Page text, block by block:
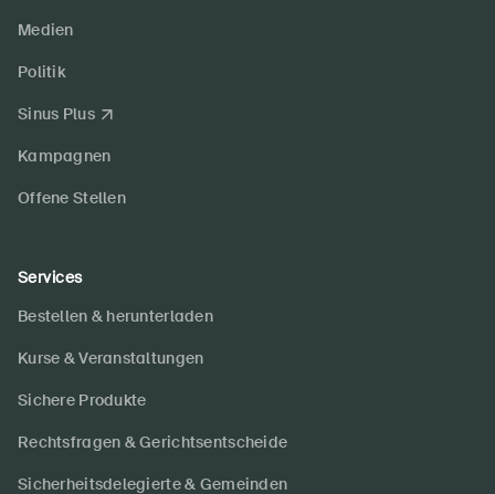
Medien
Politik
Sinus Plus
Kampagnen
Offene Stellen
Services
Bestellen & herunterladen
Kurse & Veranstaltungen
Sichere Produkte
Rechtsfragen & Gerichtsentscheide
Sicherheitsdelegierte & Gemeinden